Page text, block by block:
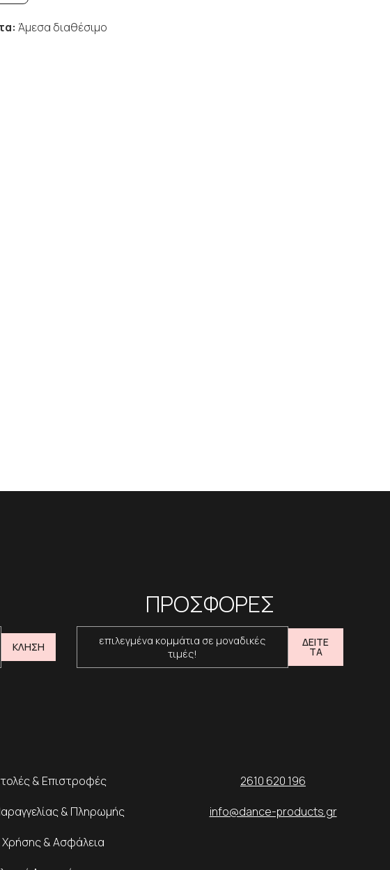
Άμεσα διαθέσιμο
ΚΛΗΣΗ
ΠΡΟΣΦΟΡΕΣ
επιλεγμένα κομμάτια σε μοναδικές
τιμές!
ΔΕΙΤΕ
ΤΑ
& Επιστροφές
& Πληρωμής
& Ασφάλεια
2610 620 196
info@dance-products.gr